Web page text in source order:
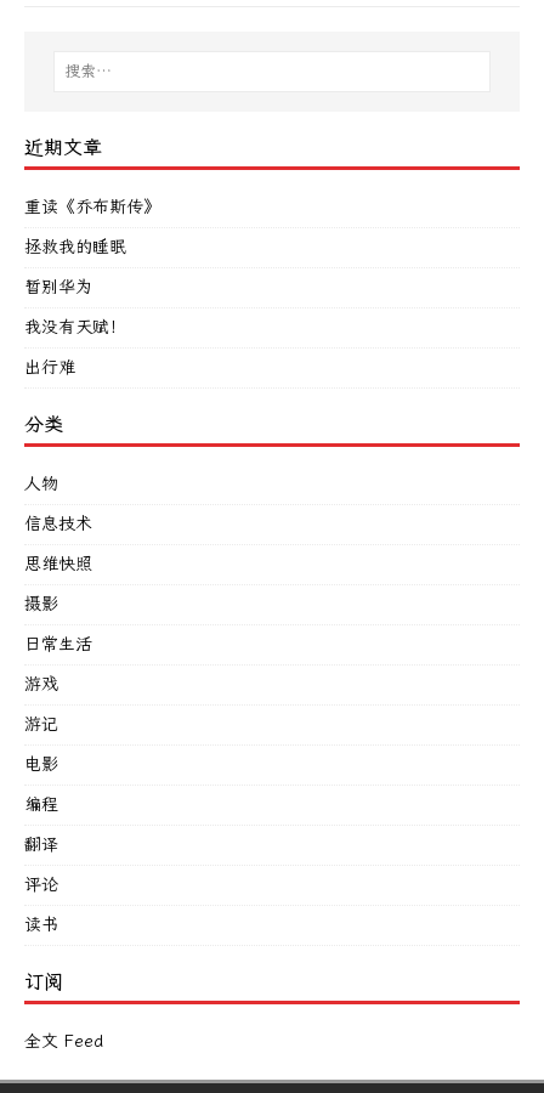
近期文章
重读《乔布斯传》
拯救我的睡眠
暂别华为
我没有天赋！
出行难
分类
人物
信息技术
思维快照
摄影
日常生活
游戏
游记
电影
编程
翻译
评论
读书
订阅
全文 Feed